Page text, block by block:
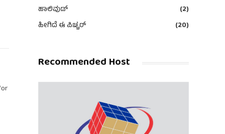
ಹಾಲಿವುಡ್
(2)
ಹೀಗಿದೆ ಈ ಪಿಚ್ಚರ್
(20)
Recommended Host